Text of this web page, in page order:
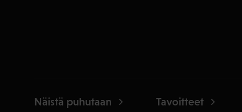
Näistä puhutaan Tavoitteet